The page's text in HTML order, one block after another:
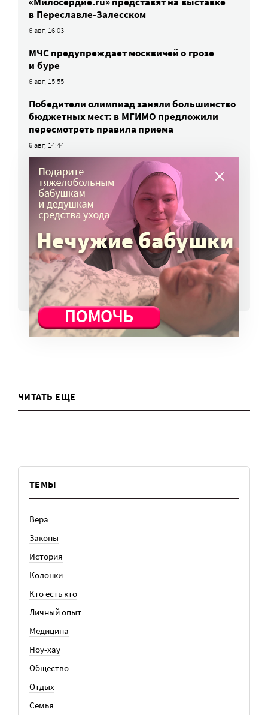
в Переславле-Залесском
6 авг, 16:03
МЧС предупреждает москвичей о грозе
и буре
6 авг, 15:55
Победители олимпиад заняли большинство
бюджетных мест: в МГИМО предложили
пересмотреть правила приема
6 авг, 14:44
Улучшить питание заключенных намерен
Минюст
6 авг, 13:19
Обязать самозанятых платить пенсионные
взносы предлагают профсоюзы
6 авг, 10:51
ВСЕ НОВОСТИ
ЧИТАТЬ ЕЩЕ
ТЕМЫ
Вера
Законы
История
Колонки
Кто есть кто
Личный опыт
Медицина
Ноу-хау
Общество
Отдых
Семья